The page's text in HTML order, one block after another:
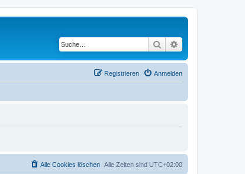
Suche
Anmelden
Registrieren
Alle Zeiten sind UTC+02:00
Alle Cookies löschen